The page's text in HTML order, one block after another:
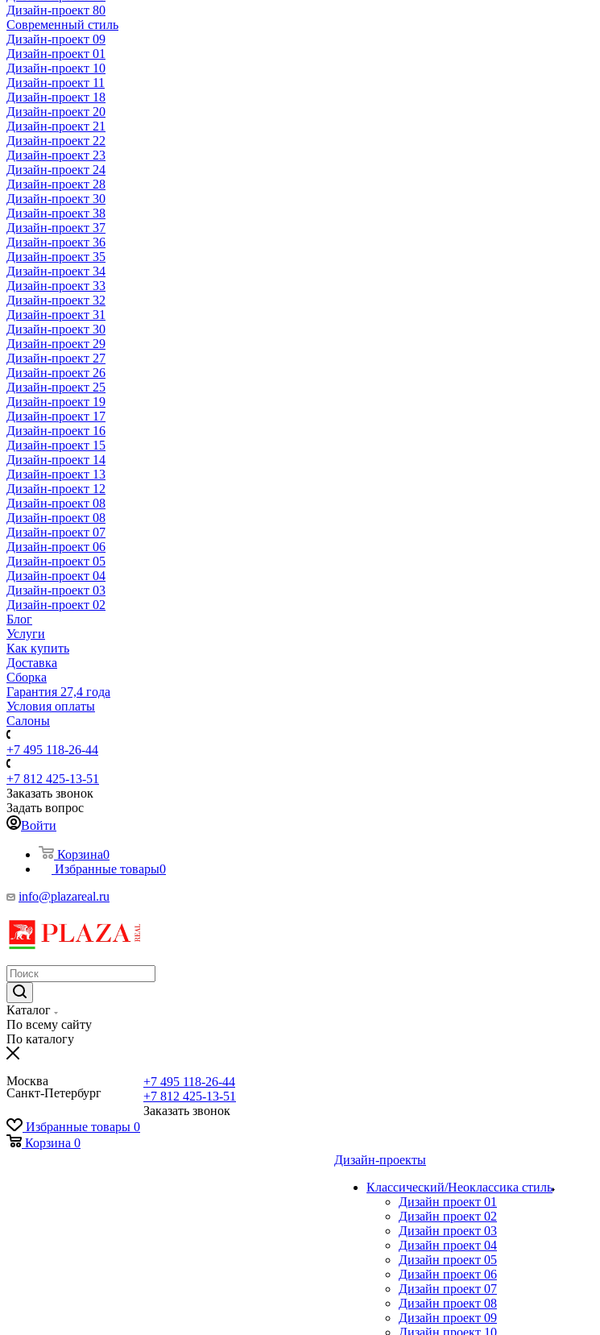
Дизайн-проект 80
Современный стиль
Дизайн-проект 09
Дизайн-проект 01
Дизайн-проект 10
Дизайн-проект 11
Дизайн-проект 18
Дизайн-проект 20
Дизайн-проект 21
Дизайн-проект 22
Дизайн-проект 23
Дизайн-проект 24
Дизайн-проект 28
Дизайн-проект 30
Дизайн-проект 38
Дизайн-проект 37
Дизайн-проект 36
Дизайн-проект 35
Дизайн-проект 34
Дизайн-проект 33
Дизайн-проект 32
Дизайн-проект 31
Дизайн-проект 30
Дизайн-проект 29
Дизайн-проект 27
Дизайн-проект 26
Дизайн-проект 25
Дизайн-проект 19
Дизайн-проект 17
Дизайн-проект 16
Дизайн-проект 15
Дизайн-проект 14
Дизайн-проект 13
Дизайн-проект 12
Дизайн-проект 08
Дизайн-проект 08
Дизайн-проект 07
Дизайн-проект 06
Дизайн-проект 05
Дизайн-проект 04
Дизайн-проект 03
Дизайн-проект 02
Блог
Услуги
Как купить
Доставка
Сборка
Гарантия 27,4 года
Условия оплаты
Салоны
+7 495 118-26-44
+7 812 425-13-51
Заказать звонок
Задать вопрос
Войти
Корзина0
Избранные товары0
info@plazareal.ru
Каталог
По всему сайту
По каталогу
Москва
Санкт-Петербург
+7 495 118-26-44
+7 812 425-13-51
Заказать звонок
Избранные товары 0
Корзина 0
Дизайн-проекты
Классический/Неоклассика стиль
Дизайн проект 01
Дизайн проект 02
Дизайн проект 03
Дизайн проект 04
Дизайн проект 05
Дизайн проект 06
Дизайн проект 07
Дизайн проект 08
Дизайн проект 09
Дизайн проект 10